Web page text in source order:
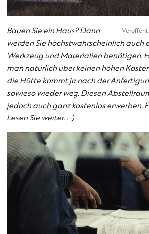
Bauen Sie ein Haus? Dann
werden Sie höchstwahrscheinlich auch
Werkzeug und Materialien benötigen.
man natürlich über keinen hohen
die Hütte kommt ja nach der
sowieso wieder weg. Diesen
jedoch auch ganz kostenlos erwerben.
Lesen Sie weiter. :-)